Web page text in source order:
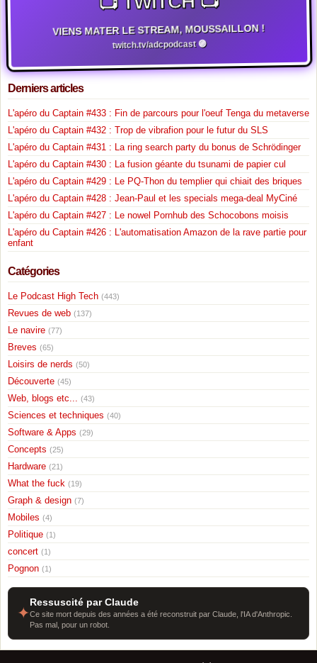
VIENS MATER LE STREAM, MOUSSAILLON !
twitch.tv/adcpodcast 🟣
Derniers articles
L'apéro du Captain #433 : Fin de parcours pour l'oeuf Tenga du metaverse
L'apéro du Captain #432 : Trop de vibrafion pour le futur du SLS
L'apéro du Captain #431 : La ring search party du bonus de Schrödinger
L'apéro du Captain #430 : La fusion géante du tsunami de papier cul
L'apéro du Captain #429 : Le PQ-Thon du templier qui chiait des briques
L'apéro du Captain #428 : Jean-Paul et les specials mega-deal MyCiné
L'apéro du Captain #427 : Le nowel Pornhub des Schocobons moisis
L'apéro du Captain #426 : L'automatisation Amazon de la rave partie pour
enfant
Catégories
Le Podcast High Tech (443)
Revues de web (137)
Le navire (77)
Breves (65)
Loisirs de nerds (50)
Découverte (45)
Web, blogs etc... (43)
Sciences et techniques (40)
Software & Apps (29)
Concepts (25)
Hardware (21)
What the fuck (19)
Graph & design (7)
Mobiles (4)
Politique (1)
concert (1)
Pognon (1)
✦
Ressuscité par Claude
Ce site mort depuis des années a été reconstruit par Claude, l'IA d'Anthropic.
Pas mal, pour un robot.